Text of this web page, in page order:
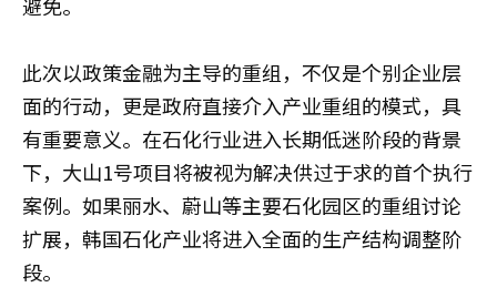
避免。
此次以政策金融为主导的重组，不仅是个别企业层
面的行动，更是政府直接介入产业重组的模式，具
有重要意义。在石化行业进入长期低迷阶段的背景
下，大山1号项目将被视为解决供过于求的首个执行
案例。如果丽水、蔚山等主要石化园区的重组讨论
扩展，韩国石化产业将进入全面的生产结构调整阶
段。